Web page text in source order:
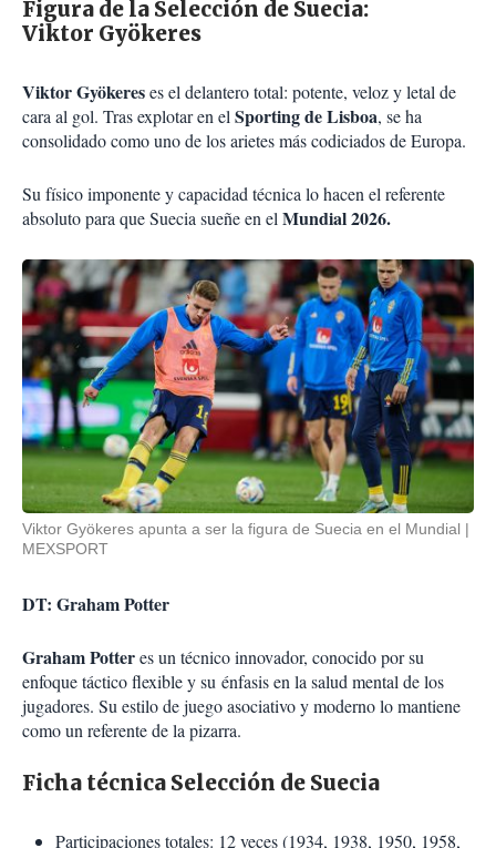
Figura de la Selección de Suecia:
​Viktor Gyökeres
Viktor Gyökereses el delantero total: potente, veloz y letal de
cara al gol. Tras explotar en el Sporting de Lisboa, se ha
consolidado como uno de los arietes más codiciados de Europa.
Su físico imponente y capacidad técnica lo hacen el referente
absoluto para que Suecia sueñe en el Mundial 2026.
Viktor Gyökeres apunta a ser la figura de Suecia en el Mundial
MEXSPORT
DT: Graham Potter
Graham Potteres un técnico innovador, conocido por su
enfoque táctico flexible y su énfasis en la salud mental de los
jugadores. Su estilo de juego asociativo y moderno lo mantiene
como un referente de la pizarra.
Ficha técnica Selección de Suecia
Participaciones totales: 12 veces (1934, 1938, 1950, 1958,